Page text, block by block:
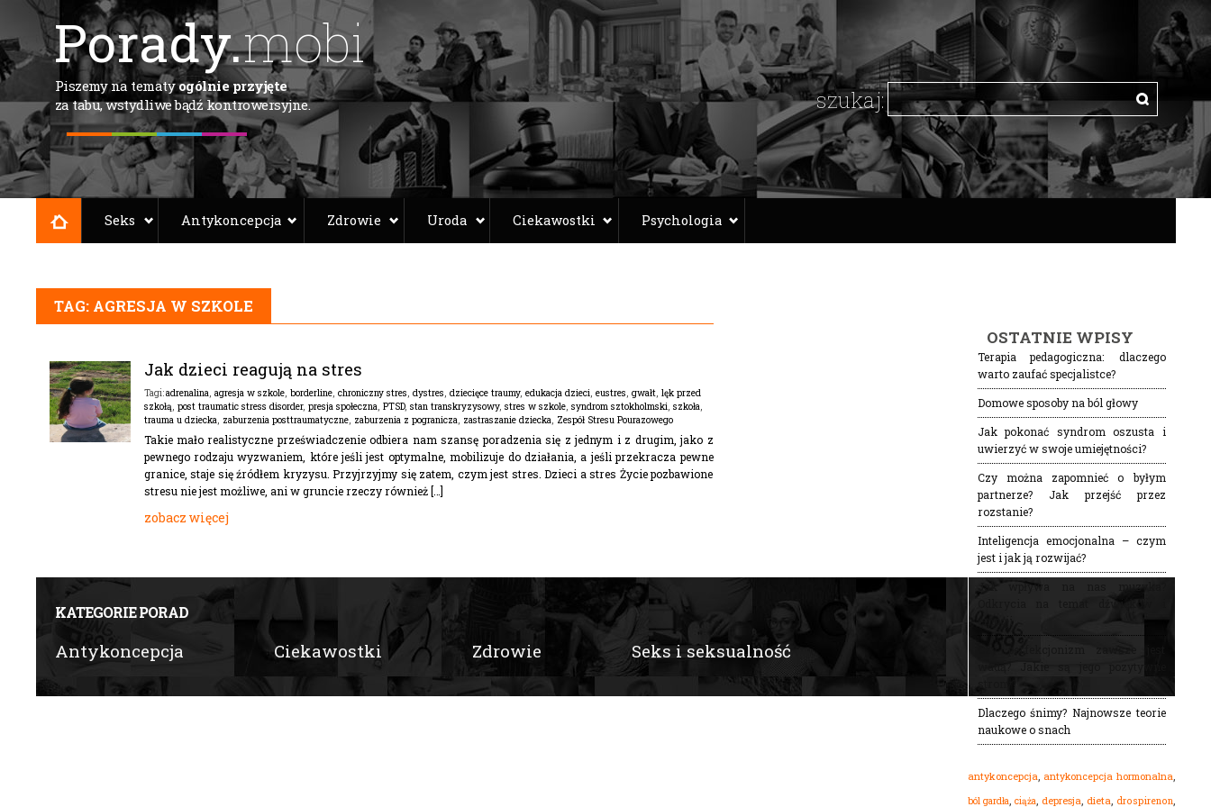
Porady.mobi
Piszemy na tematyogólnie przyjęte
za tabu, wstydliwe bądź kontrowersyjne.
Seks Antykoncepcja Zdrowie Uroda Ciekawostki Psychologia
TAG: AGRESJA W SZKOLE
Jak dzieci reagują na stres
Tagi:adrenalina, agresja w szkole, borderline, chroniczny stres, dystres, dziecięce traumy, edukacja dzieci, eustres, gwałt, lęk przed
szkołą, post traumatic stress disorder, presja społeczna, PTSD, stan transkryzysowy, stres w szkole, syndrom sztokholmski, szkoła,
trauma u dziecka, zaburzenia posttraumatyczne, zaburzenia z pogranicza, zastraszanie dziecka, Zespół Stresu Pourazowego
Takie mało realistyczne przeświadczenie odbiera nam szansę poradzenia się z jednym i z drugim, jako z
pewnego rodzaju wyzwaniem, które jeśli jest optymalne, mobilizuje do działania, a jeśli przekracza pewne
granice, staje się źródłem kryzysu. Przyjrzyjmy się zatem, czym jest stres. Dzieci a stres Życie pozbawione
stresu nie jest możliwe, ani w gruncie rzeczy również […]
zobacz więcej
KATEGORIE PORAD
Antykoncepcja Ciekawostki Zdrowie Seks i seksualność
OSTATNIE WPISY
Terapia pedagogiczna: dlaczego
warto zaufać specjalistce?
Domowe sposoby na ból głowy
Jak pokonać syndrom oszusta i
uwierzyć w swoje umiejętności?
Czy można zapomnieć o byłym
partnerze? Jak przejść przez
rozstanie?
Inteligencja emocjonalna – czym
jest i jak ją rozwijać?
Jak wpływa na nas muzyka?
Odkrycia na temat dźwięków i
emocji
wadą? Jakie są jego pozytywne
Dlaczego śnimy? Najnowsze teorie
naukowe o snach
antykoncepcja antykoncepcja hormonalna
ból gardła ciąża depresja dieta drospirenon